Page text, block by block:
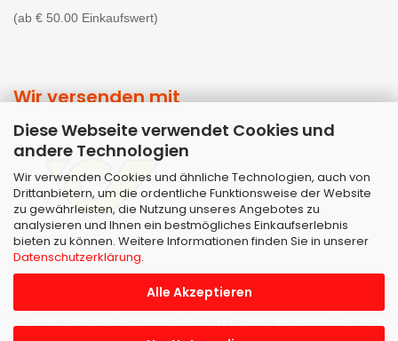
Diese Webseite verwendet Cookies und
andere Technologien
Wir verwenden Cookies und ähnliche Technologien, auch von
Drittanbietern, um die ordentliche Funktionsweise der Website
zu gewährleisten, die Nutzung unseres Angebotes zu
analysieren und Ihnen ein bestmögliches Einkaufserlebnis
bieten zu können. Weitere Informationen finden Sie in unserer
Datenschutzerklärung.
Alle Akzeptieren
(ab € 50.00 Einkaufswert)
Wir versenden mit
Shopsoftwareby Gambio.de © 2026 | Template vonJungCreative.
Alle Preise inkl. MwSt. & zzgl. Versandkosten